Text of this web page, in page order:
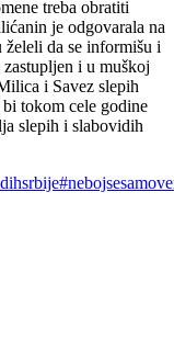
treba obratiti
je odgovarala na
želeli da se informišu i
i u muškoj
i Savez slepih
tokom cele godine
slepih i slabovidih